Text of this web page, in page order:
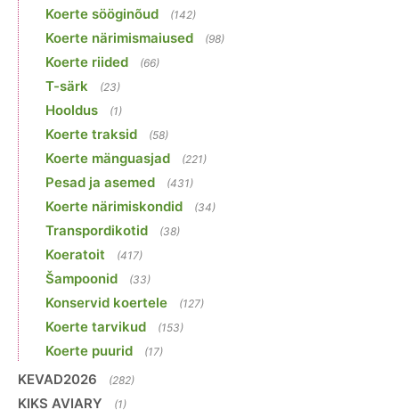
Koerte sööginõud (142)
Koerte närimismaiused (98)
Koerte riided (66)
T-särk (23)
Hooldus (1)
Koerte traksid (58)
Koerte mänguasjad (221)
Pesad ja asemed (431)
Koerte närimiskondid (34)
Transpordikotid (38)
Koeratoit (417)
Šampoonid (33)
Konservid koertele (127)
Koerte tarvikud (153)
Koerte puurid (17)
KEVAD2026 (282)
KIKS AVIARY (1)